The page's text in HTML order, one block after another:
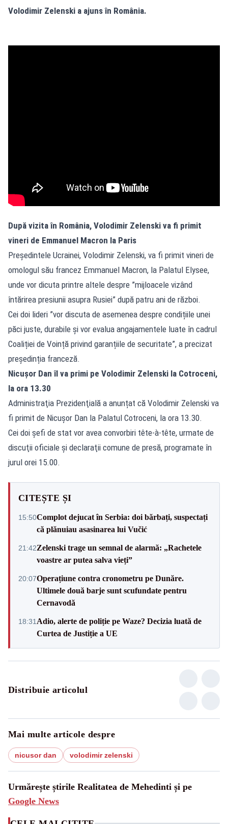
Volodimir Zelenski a ajuns în România.
După vizita în România, Volodimir Zelenski va fi primit
vineri de Emmanuel Macron la Paris
Președintele Ucrainei, Volodimir Zelenski, va fi primit vineri de
omologul său francez Emmanuel Macron, la Palatul Elysee,
unde vor dicuta printre altele despre ”mijloacele vizând
întărirea presiunii asupra Rusiei” după patru ani de război.
Cei doi lideri ”vor discuta de asemenea despre condițiile unei
păci juste, durabile și vor evalua angajamentele luate în cadrul
Coaliției de Voință privind garanțiile de securitate”, a precizat
președinția franceză.
Nicușor Dan îl va primi pe Volodimir Zelenski la Cotroceni,
la ora 13.30
Administraţia Prezidenţială a anunțat că Volodimir Zelenski va
fi primit de Nicușor Dan la Palatul Cotroceni, la ora 13.30.
Cei doi şefi de stat vor avea convorbiri tête-à-tête, urmate de
discuţii oficiale şi declaraţii comune de presă, programate în
jurul orei 15.00.
CITEȘTE ȘI
15:50Complot dejucat în Serbia: doi bărbați, suspectați
că plănuiau asasinarea lui Vučić
21:42Zelenski trage un semnal de alarmă: „Rachetele
voastre ar putea salva vieți”
20:07Operațiune contra cronometru pe Dunăre.
Ultimele două barje sunt scufundate pentru
Cernavodă
18:31 Adio, alerte de poliție pe Waze? Decizia luată de
Curtea de Justiție a UE
Distribuie articolul
Mai multe articole despre
nicusor dan volodimir zelenski
Urmărește știrile Realitatea de Mehedinti și pe
Google News